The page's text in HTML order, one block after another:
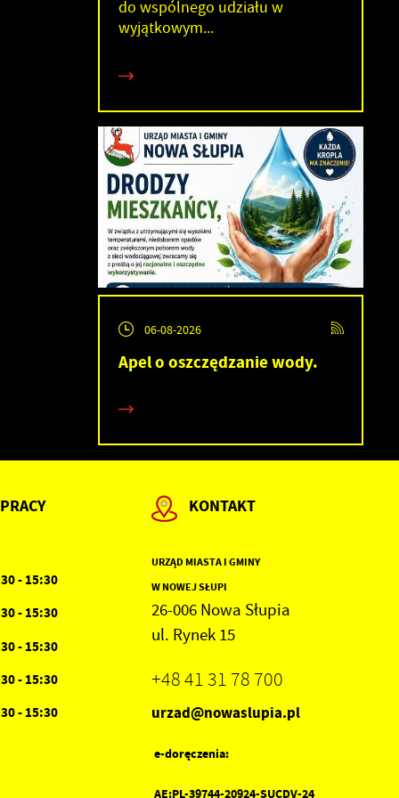
do wspólnego udziału w
wyjątkowym...
06-08-2026
Apel o oszczędzanie wody.
- 15:30
- 15:30
- 15:30
- 15:30
- 15:30
KONTAKT
URZĄD MIASTA I GMINY
W NOWEJ SŁUPI
26-006 Nowa Słupia
ul. Rynek 15
+48 41 31 78 700
urzad@nowaslupia.pl
e-doręczenia:
AE:PL-39744-20924-SUCDV-24